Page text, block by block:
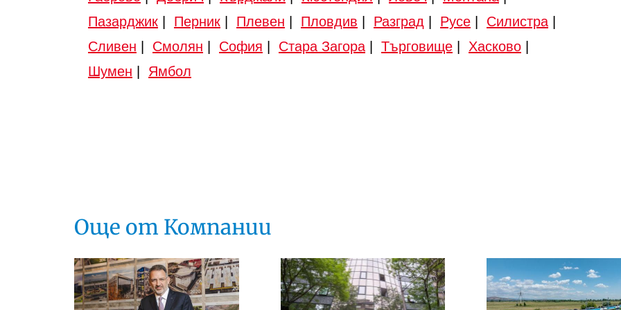
Пазарджик
Перник Плевен Пловдив Разград Русе Силистра|
Сливен
Смолян София Стара Загора| Търговище Хасково
Шумен
Ямбол
Още от Компании